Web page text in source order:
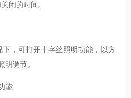
闭的时间。
下，可打开十字丝照明功能，以方
明调节。
能